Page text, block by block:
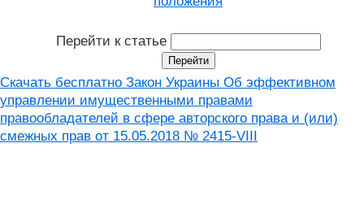
Перейти к статье
Скачать бесплатно Закон Украины Об эффективном
управлении имущественными правами
правообладателей в сфере авторского права и (или)
смежных прав от 15.05.2018 № 2415-VIII